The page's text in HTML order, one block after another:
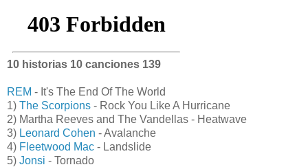
10 historias 10 canciones 139
REM - It's The End Of The World
1) The Scorpions - Rock You Like A Hurricane
2) Martha Reeves and The Vandellas - Heatwave
3) Leonard Cohen - Avalanche
4) Fleetwood Mac - Landslide
5) Jonsi - Tornado